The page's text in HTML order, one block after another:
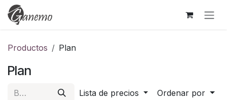
Ir al contenido
Productos Plan
Plan
Lista de precios Ordenar por